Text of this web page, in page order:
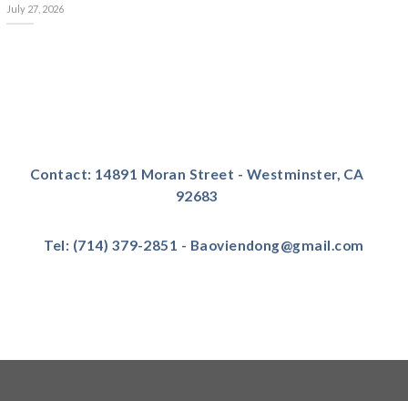
July 27, 2026
Contact: 14891 Moran Street - Westminster, CA
92683
Tel: (714) 379-2851 - Baoviendong@gmail.com